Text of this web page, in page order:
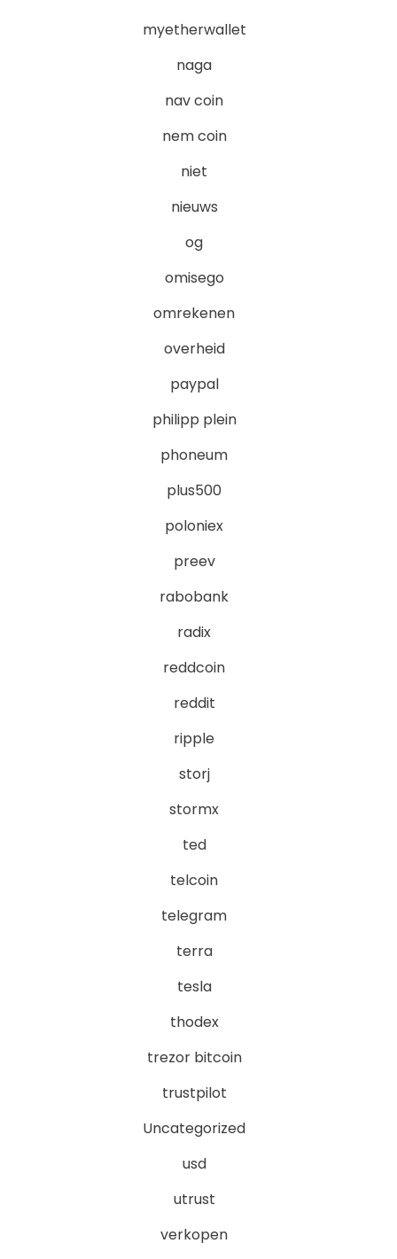
myetherwallet
naga
nav coin
nem coin
niet
nieuws
og
omisego
omrekenen
overheid
paypal
philipp plein
phoneum
plus500
poloniex
preev
rabobank
radix
reddcoin
reddit
ripple
storj
stormx
ted
telcoin
telegram
terra
tesla
thodex
trezor bitcoin
trustpilot
Uncategorized
usd
utrust
verkopen